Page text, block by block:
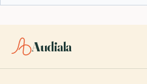
Audiala